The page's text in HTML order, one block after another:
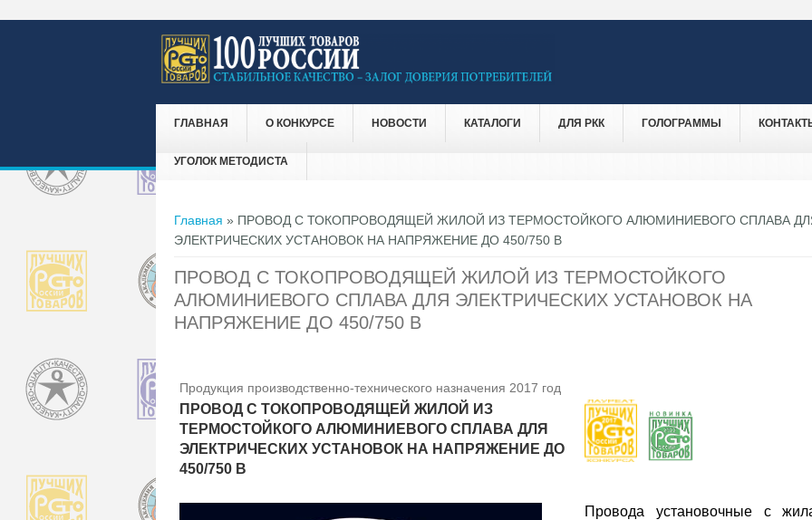
ГЛАВНАЯ О КОНКУРСЕ НОВОСТИ КАТАЛОГИ ДЛЯ РКК ГОЛОГРАММЫ
УГОЛОК МЕТОДИСТА
Вы здесь
Главная » ПРОВОД С ТОКОПРОВОДЯЩЕЙ ЖИЛОЙ ИЗ ТЕРМОСТОЙКОГО АЛЮМИНИЕВОГО СПЛАВА
ЭЛЕКТРИЧЕСКИХ УСТАНОВОК НА НАПРЯЖЕНИЕ ДО 450/750 В
ПРОВОД С ТОКОПРОВОДЯЩЕЙ ЖИЛОЙ ИЗ ТЕРМОСТОЙКОГО
АЛЮМИНИЕВОГО СПЛАВА ДЛЯ ЭЛЕКТРИЧЕСКИХ УСТАНОВОК НА
НАПРЯЖЕНИЕ ДО 450/750 В
Продукция производственно-технического назначения 2017 год
ПРОВОД С ТОКОПРОВОДЯЩЕЙ ЖИЛОЙ ИЗ
ТЕРМОСТОЙКОГО АЛЮМИНИЕВОГО СПЛАВА ДЛЯ
ЭЛЕКТРИЧЕСКИХ УСТАНОВОК НА НАПРЯЖЕНИЕ ДО
450/750 В
Провода установочные с